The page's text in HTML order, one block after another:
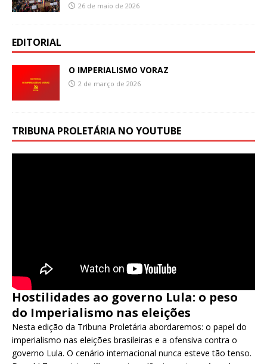
26 de maio de 2026
EDITORIAL
O IMPERIALISMO VORAZ
2 de março de 2026
TRIBUNA PROLETÁRIA NO YOUTUBE
Hostilidades ao governo Lula: o peso
do Imperialismo nas eleições
Nesta edição da Tribuna Proletária abordaremos: o papel do
imperialismo nas eleições brasileiras e a ofensiva contra o
governo Lula. O cenário internacional nunca esteve tão tenso.